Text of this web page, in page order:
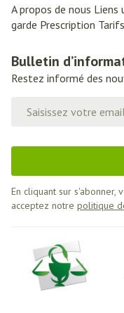
A propos de nous Liens
garde Prescription
Bulletin
Restez informé des
En cliquant sur
acceptez notre politique